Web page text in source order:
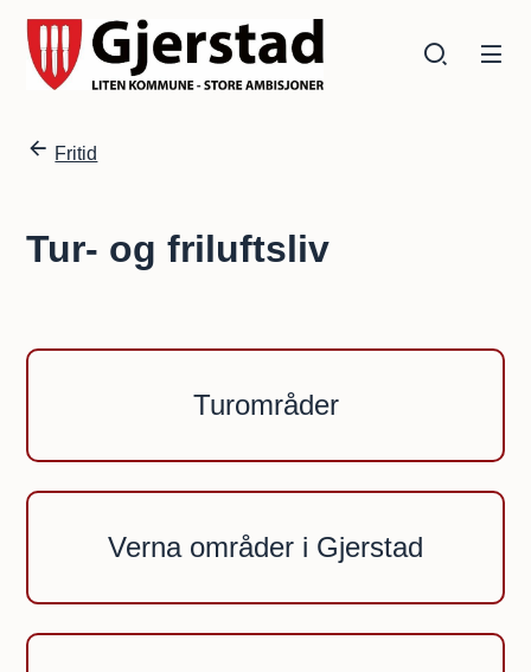
Gjerstad kommune
Du er her:
Fritid
Tur- og friluftsliv
Turområder
Verna områder i Gjerstad